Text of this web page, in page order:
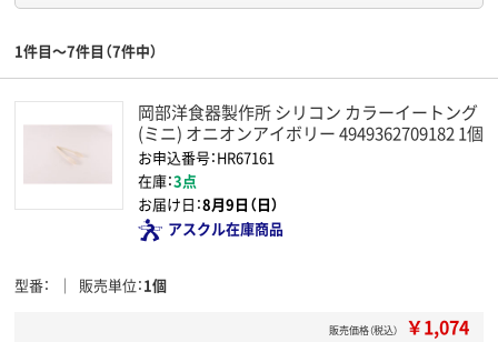
1件目～7件目（7件中）
岡部洋食器製作所 シリコン カラーイートング
(ミニ) オニオンアイボリー 4949362709182 1個
お申込番号：HR67161
在庫：3点
お届け日：8月9日（日）
アスクル在庫商品
型番 販売単位 1個
販売価格（税込） ￥1,074